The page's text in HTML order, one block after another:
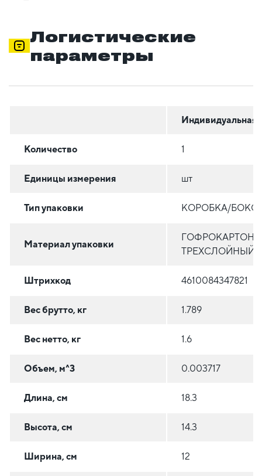
Логистические
параметры
Индивидуальная
Количество 1
Единицы измерения шт
Тип упаковки КОРОБКА/БОКС
Материал упаковки
ГОФРОКАРТОН
ТРЕХСЛОЙНЫЙ
Штрихкод 4610084347821
Вес брутто, кг 1.789
Вес нетто, кг 1.6
Объем, м^3 0.003717
Длина, см 18.3
Высота, см 14.3
Ширина, см 12